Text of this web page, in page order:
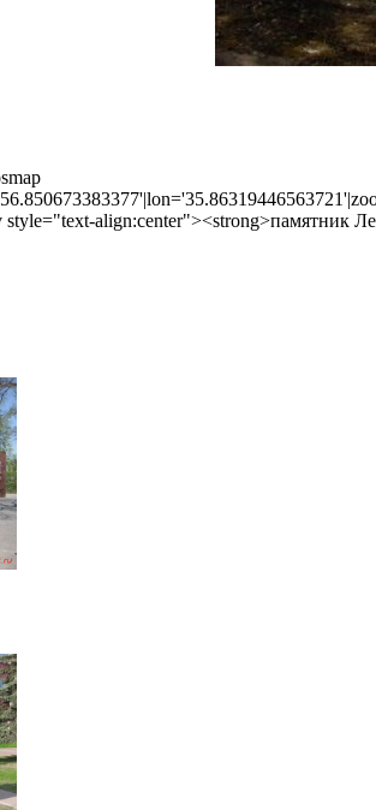
style="text-align:center"><strong>памятник